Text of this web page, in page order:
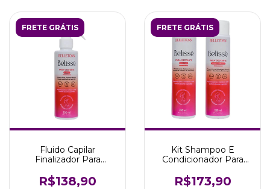
FRETE GRÁTIS
Fluido Capilar
Finalizador Para
Belletonn
R$138,90
FRETE GRÁTIS
Kit Shampoo E
Condicionador Para
Belletonn
R$173,90